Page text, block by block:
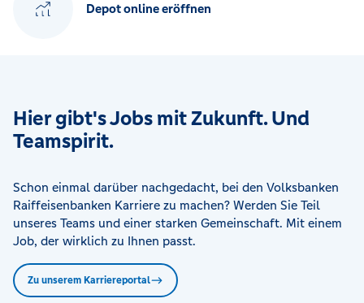
Depot online eröffnen
Hier gibt's Jobs mit Zukunft. Und
Teamspirit.
Schon einmal darüber nachgedacht, bei den Volksbanken
Raiffeisenbanken Karriere zu machen? Werden Sie Teil
unseres Teams und einer starken Gemeinschaft. Mit einem
Job, der wirklich zu Ihnen passt.
Zu unserem Karriereportal